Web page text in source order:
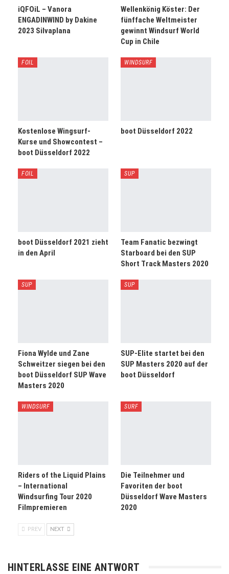
iQFOiL – Vanora
ENGADINWIND by Dakine
2023 Silvaplana
Wellenkönig Köster: Der
fünffache Weltmeister
gewinnt Windsurf World
Cup in Chile
FOIL
Kostenlose Wingsurf-
Kurse und Showcontest –
boot Düsseldorf 2022
WINDSURF
boot Düsseldorf 2022
FOIL
boot Düsseldorf 2021 zieht
in den April
SUP
Team Fanatic bezwingt
Starboard bei den SUP
Short Track Masters 2020
SUP
Fiona Wylde und Zane
Schweitzer siegen bei den
boot Düsseldorf SUP Wave
Masters 2020
SUP
SUP-Elite startet bei den
SUP Masters 2020 auf der
boot Düsseldorf
WINDSURF
Riders of the Liquid Plains
– International
Windsurfing Tour 2020
Filmpremieren
SURF
Die Teilnehmer und
Favoriten der boot
Düsseldorf Wave Masters
2020
PREV NEXT
HINTERLASSE EINE ANTWORT